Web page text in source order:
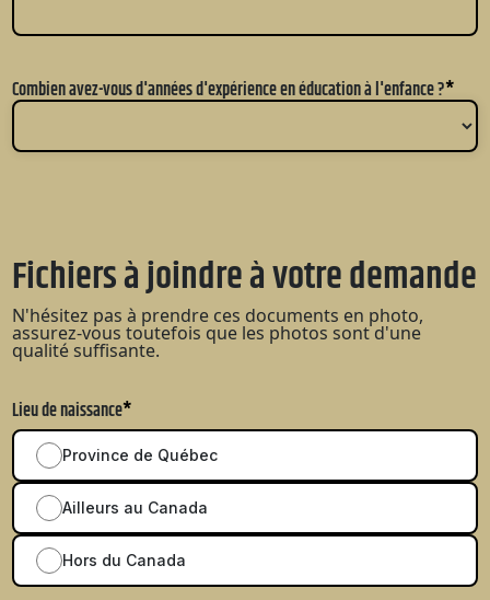
Combien avez-vous d'années d'expérience en éducation à l'enfance ?*
Fichiers à joindre à votre demande
N'hésitez pas à prendre ces documents en photo,
assurez-vous toutefois que les photos sont d'une
qualité suffisante.
Lieu de naissance*
Province de Québec
Ailleurs au Canada
Hors du Canada